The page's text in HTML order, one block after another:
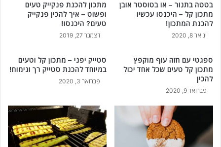
בטטה בתנור – או בטוסטר אובן
מתכון קל – היכנסו עכשיו
להכנת המתכון!
ינואר 8, 2020
מתכון להכנת פנקייק טעים
ופשוט – איך להכין פנקייק
טעים? היכנסו!
דצמבר 27, 2019
ספגטי עם חזה עוף מוקפץ
מתכון קל טעים שכל אחד יכול
להכין
פברואר 9, 2020
סטייק יפני – מתכון קל וטעים
במיוחד להכנת סטייק רך ונימוח!
פברואר 3, 2020